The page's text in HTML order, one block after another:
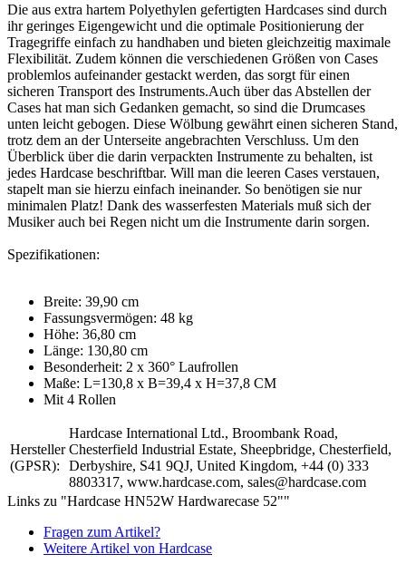
Die aus extra hartem Polyethylen gefertigten Hardcases sind durch
ihr geringes Eigengewicht und die optimale Positionierung der
Tragegriffe einfach zu handhaben und bieten gleichzeitig maximale
Flexibilität. Zudem können die verschiedenen Größen von Cases
problemlos aufeinander gestackt werden, das sorgt für einen
sicheren Transport des Instruments.Auch über das Abstellen der
Cases hat man sich Gedanken gemacht, so sind die Drumcases
unten leicht gebogen. Diese Wölbung gewährt einen sicheren Stand,
trotz dem an der Unterseite angebrachten Verschluss. Um den
Überblick über die darin verpackten Instrumente zu behalten, ist
jedes Hardcase beschriftbar. Will man die leeren Cases verstauen,
stapelt man sie hierzu einfach ineinander. So benötigen sie nur
minimalen Platz! Dank des wasserfesten Materials muß sich der
Musiker auch bei Regen nicht um die Instrumente darin sorgen.
Spezifikationen:
Breite: 39,90 cm
Fassungsvermögen: 48 kg
Höhe: 36,80 cm
Länge: 130,80 cm
Besonderheit: 2 x 360° Laufrollen
Maße: L=130,8 x B=39,4 x H=37,8 CM
Mit 4 Rollen
Hersteller
(GPSR):
Hardcase International Ltd., Broombank Road,
Chesterfield Industrial Estate, Sheepbridge, Chesterfield,
Derbyshire, S41 9QJ, United Kingdom, +44 (0) 333
8803317, www.hardcase.com, sales@hardcase.com
Links zu "Hardcase HN52W Hardwarecase 52""
Fragen zum Artikel?
Weitere Artikel von Hardcase